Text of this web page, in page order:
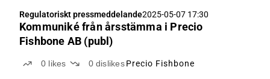
Regulatoriskt pressmeddelande2025-05-07 17:30
Kommuniké från årsstämma i Precio
Fishbone AB (publ)
0 likes 0 dislikes Precio Fishbone